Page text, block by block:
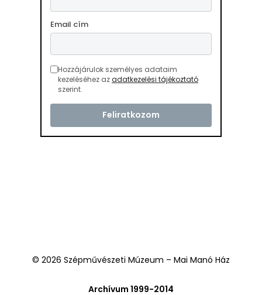
Email cím
Hozzájárulok személyes adataim
kezeléséhez azadatkezelési tájékoztató
szerint.
© 2026 Szépművészeti Múzeum – Mai Manó Ház
Archívum 1999-2014